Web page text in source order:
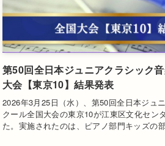
第50回全日本ジュニアクラシック
大会【東京10】結果発表
2026年3月25日（水）、第50回全日本ジュ
クール全国大会の東京10が江東区文化セン
た。実施されたのは、ピアノ部門キッズの